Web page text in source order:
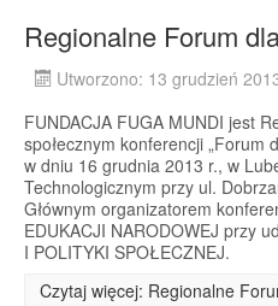
Regionalne Forum
Utworzono: 13 grudzień
FUNDACJA FUGA MUNDI jest
społecznym konferencji „Forum
w dniu 16 grudnia 2013 r., w
Technologicznym przy ul.
Głównym organizatorem
EDUKACJI NARODOWEJ przy
I POLITYKI SPOŁECZNEJ.
Czytaj więcej: Regionalne